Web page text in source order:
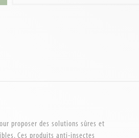
proposer des solutions sûres et
Ces produits anti-insectes